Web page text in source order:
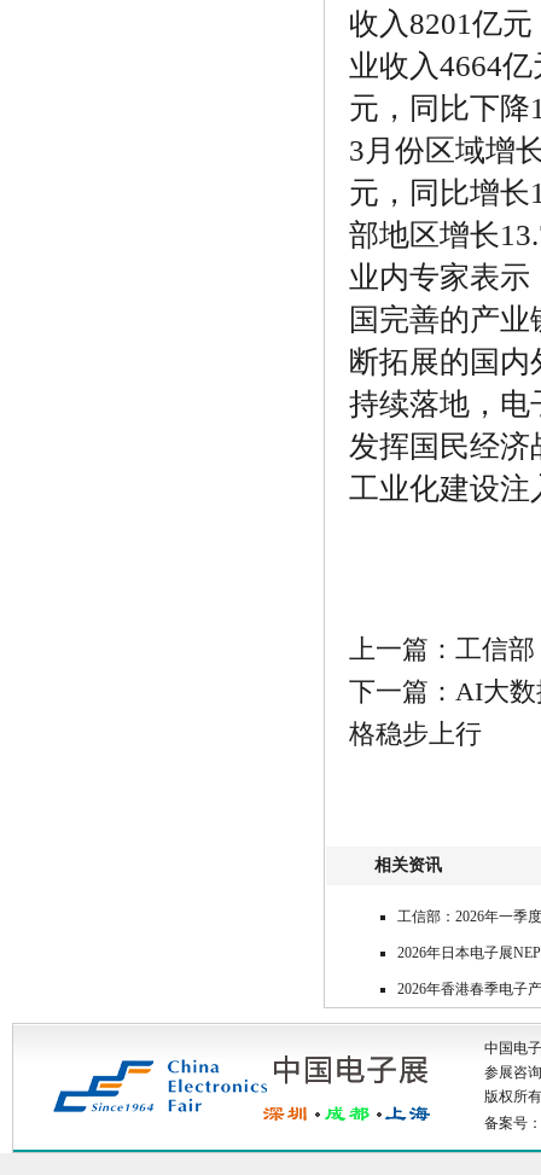
收入8201亿
业收入4664
元，同比下降
3月份区域增
元，同比增长
部地区增长
业内专家表示
国完善的产
断拓展的国
持续落地，电
发挥国民经济
工业化建设注
上一篇：工信
下一篇：AI大
格稳步上行
相关资讯
工信部：2026年一季
2026年日本电子展
2026年香港春季电子
中国电
参展咨
版权所
备案号：